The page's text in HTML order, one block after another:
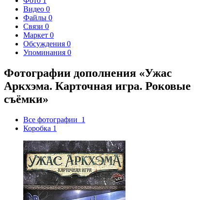
Видео 0
Файлы 0
Связи 0
Маркет 0
Обсуждения 0
Упоминания 0
Фотографии дополнения «Ужас
Аркхэма. Карточная игра. Роковые
съёмки»
Все фотографии 1
Коробка 1